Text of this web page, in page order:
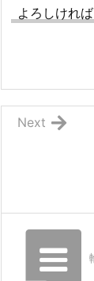
よろしけれ
Next